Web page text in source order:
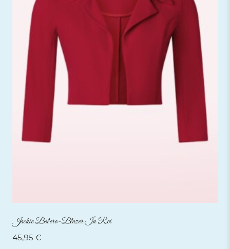
Jackie Bolero-Blazer In Rot
45,95 €